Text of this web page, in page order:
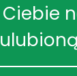
Ciebie